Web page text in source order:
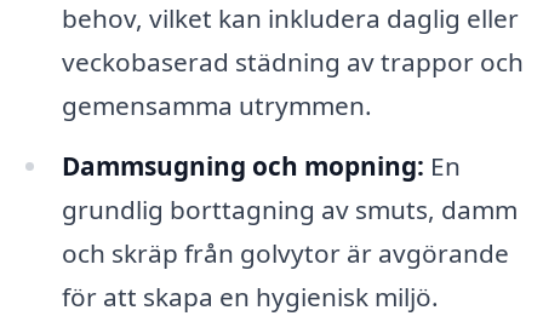
behov, vilket kan inkludera daglig eller
veckobaserad städning av trappor och
gemensamma utrymmen.
Dammsugning och mopning: En
grundlig borttagning av smuts, damm
och skräp från golvytor är avgörande
för att skapa en hygienisk miljö.